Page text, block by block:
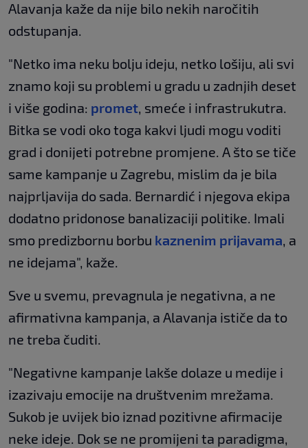
Alavanja kaže da nije bilo nekih naročitih
odstupanja.
"Netko ima neku bolju ideju, netko lošiju, ali svi
znamo koji su problemi u gradu u zadnjih deset
i više godina: promet, smeće i infrastrukutra.
Bitka se vodi oko toga kakvi ljudi mogu voditi
grad i donijeti potrebne promjene. A što se tiče
same kampanje u Zagrebu, mislim da je bila
najprljavija do sada. Bernardić i njegova ekipa
dodatno pridonose banalizaciji politike. Imali
smo predizbornu borbu kaznenim prijavama, a
ne idejama", kaže.
Sve u svemu, prevagnula je negativna, a ne
afirmativna kampanja, a Alavanja ističe da to
ne treba čuditi.
"Negativne kampanje lakše dolaze u medije i
izazivaju emocije na društvenim mrežama.
Sukob je uvijek bio iznad pozitivne afirmacije
neke ideje. Dok se ne promijeni ta paradigma,